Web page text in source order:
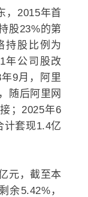
，2015年首
股23%的第
持股比例为
年公司股改
9月，阿里
随后阿里网
；2025年6
计套现1.4亿
元，截至本
余5.42%，